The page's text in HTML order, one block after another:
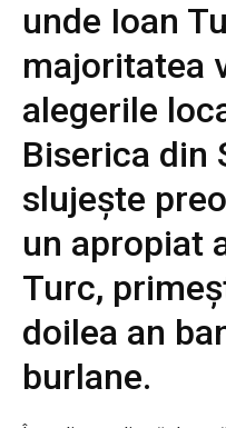
unde Ioan
majoritatea
alegerile
Biserica din
slujește
un apropiat
Turc,
doilea an
burlane.